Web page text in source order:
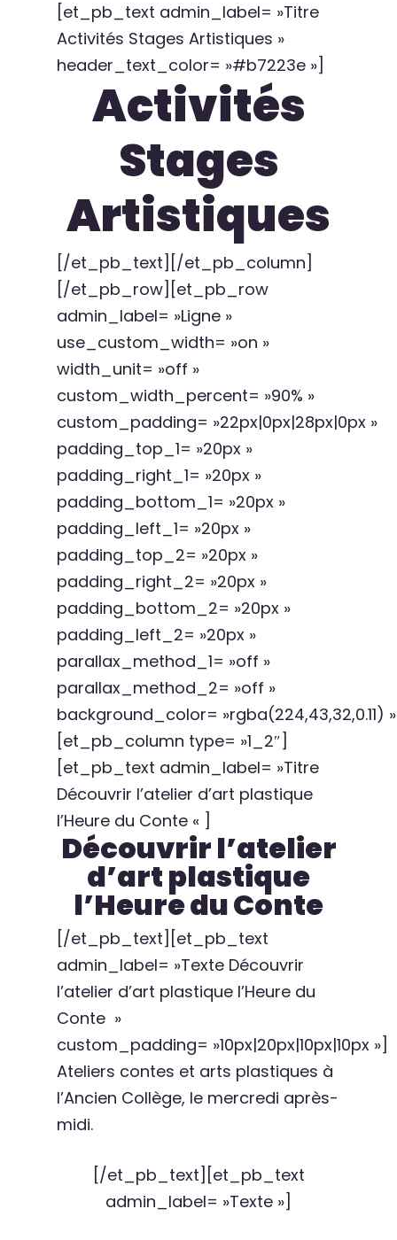
[et_pb_text admin_label= »Titre
Activités Stages Artistiques »
header_text_color= »#b7223e »]
Activités
Stages
Artistiques
[/et_pb_text][/et_pb_column]
[/et_pb_row][et_pb_row
admin_label= »Ligne »
use_custom_width= »on »
width_unit= »off »
custom_width_percent= »90% »
custom_padding= »22px|0px|28px|0px »
padding_top_1= »20px »
padding_right_1= »20px »
padding_bottom_1= »20px »
padding_left_1= »20px »
padding_top_2= »20px »
padding_right_2= »20px »
padding_bottom_2= »20px »
padding_left_2= »20px »
parallax_method_1= »off »
parallax_method_2= »off »
background_color= »rgba(224,43,32,0.11)
[et_pb_column type= »1_2″]
[et_pb_text admin_label= »Titre
Découvrir l’atelier d’art plastique
l’Heure du Conte « ]
Découvrir l’atelier
d’art plastique
l’Heure du Conte
[/et_pb_text][et_pb_text
admin_label= »Texte Découvrir
l’atelier d’art plastique l’Heure du
Conte »
custom_padding= »10px|20px|10px|10px »]
Ateliers contes et arts plastiques à
l’Ancien Collège, le mercredi après-
midi.
[/et_pb_text][et_pb_text
admin_label= »Texte »]